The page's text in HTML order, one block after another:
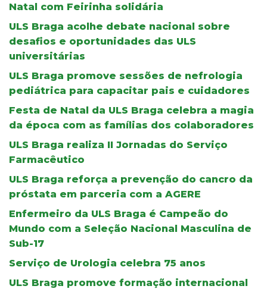
Natal com Feirinha solidária
ULS Braga acolhe debate nacional sobre
desafios e oportunidades das ULS
universitárias
ULS Braga promove sessões de nefrologia
pediátrica para capacitar pais e cuidadores
Festa de Natal da ULS Braga celebra a magia
da época com as famílias dos colaboradores
ULS Braga realiza II Jornadas do Serviço
Farmacêutico
ULS Braga reforça a prevenção do cancro da
próstata em parceria com a AGERE
Enfermeiro da ULS Braga é Campeão do
Mundo com a Seleção Nacional Masculina de
Sub-17
Serviço de Urologia celebra 75 anos
ULS Braga promove formação internacional